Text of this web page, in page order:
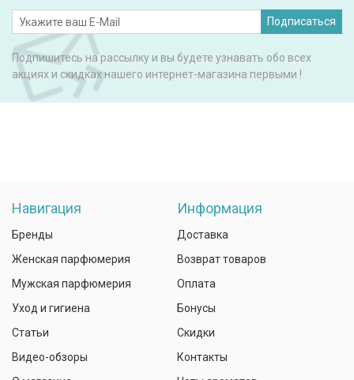
Подписаться
Подпишитесь на рассылку и вы будете узнавать обо всех
акциях и скидках нашего интернет-магазина первыми !
Навигация
Бренды
Женская парфюмерия
Мужская парфюмерия
Уход и гигиена
Статьи
Видео-обзоры
Информация
Доставка
Возврат товаров
Оплата
Бонусы
Скидки
Контакты